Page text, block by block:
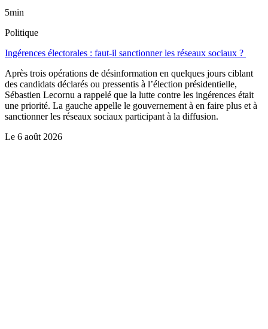
5min
Politique
Ingérences électorales : faut-il sanctionner les réseaux sociaux ?
Après trois opérations de désinformation en quelques jours ciblant
des candidats déclarés ou pressentis à l’élection présidentielle,
Sébastien Lecornu a rappelé que la lutte contre les ingérences était
une priorité. La gauche appelle le gouvernement à en faire plus et à
sanctionner les réseaux sociaux participant à la diffusion.
Le 6 août 2026